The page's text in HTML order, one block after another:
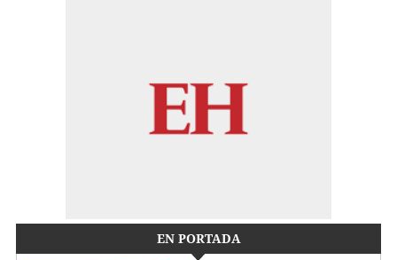
EN PORTADA